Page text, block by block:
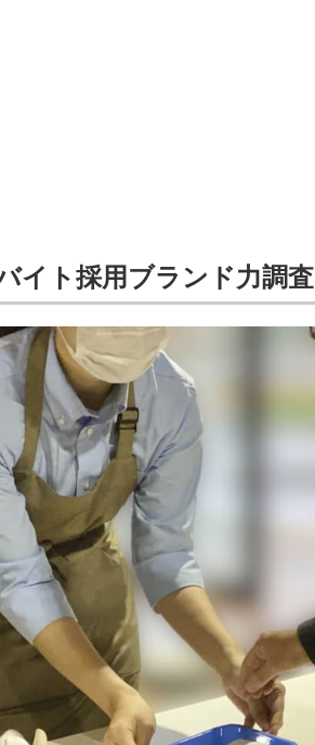
イト採用ブランド力調査